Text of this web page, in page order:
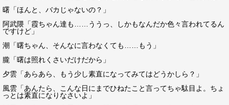
曙「ほんと、バカじゃないの？」
阿武隈「霞ちゃん達も……ううっ、しかもなんだか色々言われてるん
ですけど」
潮「曙ちゃん、そんなに言わなくても……もう」
朧「曙は照れくさいだけだから」
夕雲「あらあら、もう少し素直になってみてはどうかしら？」
風雲「あんたら、こんな日にまでひねたこと言ってちゃ駄目よ。ちょ
っとは素直になりなさいよ」